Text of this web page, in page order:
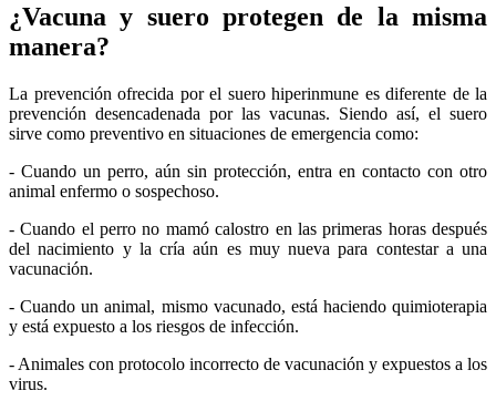
¿Vacuna y suero protegen de la misma
manera?
La prevención ofrecida por el suero hiperinmune es diferente de la
prevención desencadenada por las vacunas. Siendo así, el suero
sirve como preventivo en situaciones de emergencia como:
- Cuando un perro, aún sin protección, entra en contacto con otro
animal enfermo o sospechoso.
- Cuando el perro no mamó calostro en las primeras horas después
del nacimiento y la cría aún es muy nueva para contestar a una
vacunación.
- Cuando un animal, mismo vacunado, está haciendo quimioterapia
y está expuesto a los riesgos de infección.
- Animales con protocolo incorrecto de vacunación y expuestos a los
virus.